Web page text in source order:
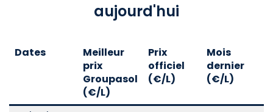
aujourd'hui
Dates
Meilleur
prix
Groupasol
(€/L)
Prix
officiel
(€/L)
Mois
dernier
(€/L)